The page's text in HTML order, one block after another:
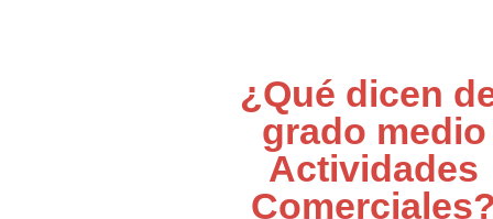
¿Qué dicen
grado medio
Actividades